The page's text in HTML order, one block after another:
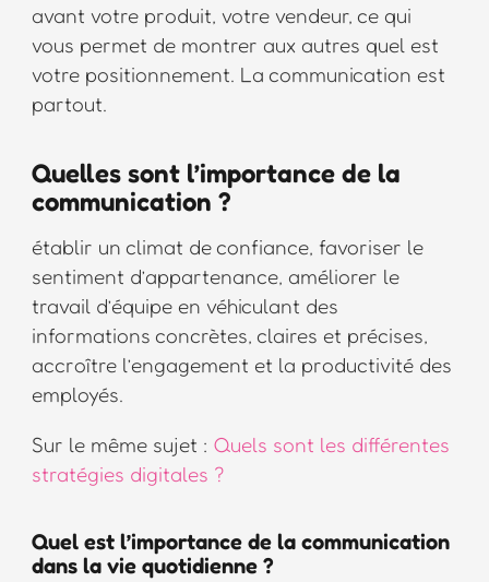
avant votre produit, votre vendeur, ce qui
vous permet de montrer aux autres quel est
votre positionnement. La communication est
partout.
Quelles sont l’importance de la
communication ?
établir un climat de confiance, favoriser le
sentiment d’appartenance, améliorer le
travail d’équipe en véhiculant des
informations concrètes, claires et précises,
accroître l’engagement et la productivité des
employés.
Sur le même sujet : Quels sont les différentes
stratégies digitales ?
Quel est l’importance de la communication
dans la vie quotidienne ?